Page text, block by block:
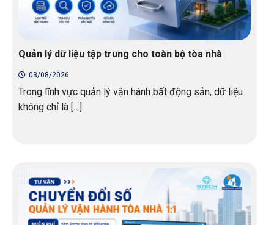
Quản lý dữ liệu tập trung cho toàn bộ tòa nhà
03/08/2026
Trong lĩnh vực quản lý vận hành bất động sản, dữ liệu
không chỉ là […]